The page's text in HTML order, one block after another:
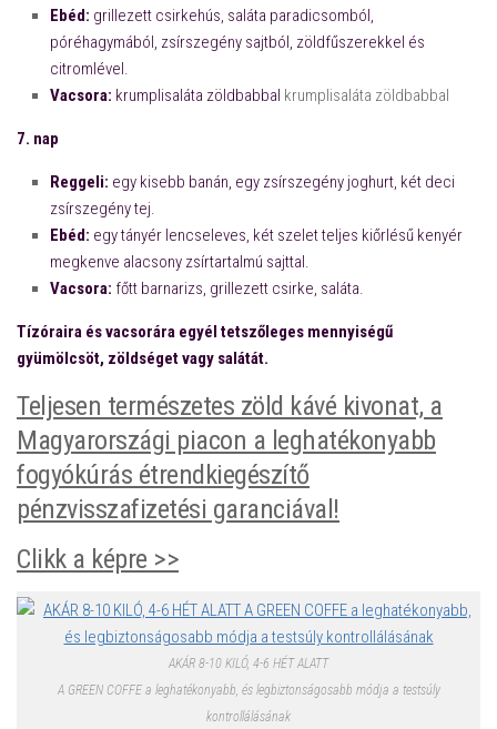
Ebéd: grillezett csirkehús, saláta paradicsomból,
póréhagymából, zsírszegény sajtból, zöldfűszerekkel és
citromlével.
Vacsora: krumplisaláta zöldbabbal krumplisaláta zöldbabbal
7. nap
Reggeli: egy kisebb banán, egy zsírszegény joghurt, két deci
zsírszegény tej.
Ebéd: egy tányér lencseleves, két szelet teljes kiőrlésű kenyér
megkenve alacsony zsírtartalmú sajttal.
Vacsora: főtt barnarizs, grillezett csirke, saláta.
Tízóraira és vacsorára egyél tetszőleges mennyiségű
gyümölcsöt, zöldséget vagy salátát.
Teljesen természetes zöld kávé kivonat, a
Magyarországi piacon a leghatékonyabb
fogyókúrás étrendkiegészítő
pénzvisszafizetési garanciával!
Clikk a képre >>
AKÁR 8-10 KILÓ, 4-6 HÉT ALATT
A GREEN COFFE a leghatékonyabb, és legbiztonságosabb módja a testsúly
kontrollálásának